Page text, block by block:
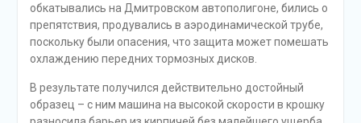
обкатывались на Дмитровском автополигоне, бились о
препятствия, продувались в аэродинамической трубе,
поскольку были опасения, что защита может помешать
охлаждению передних тормозных дисков.
В результате получился действительно достойный
образец – с ним машина на высокой скорости в крошку